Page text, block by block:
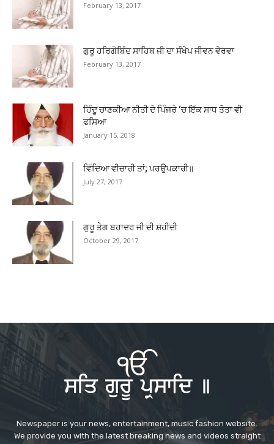
February 13, 2017
ਗੁਰੂ ਹਰਿਗੋਬਿੰਦ ਸਾਹਿਬ ਜੀ ਦਾ ਸੰਖੇਪ ਜੀਵਨ ਵੇਰਵਾ
February 13, 2017
ਹਿੰਦੂ ਚਾਣਕੀਆ ਨੀਤੀ ਦੇ ਪਿੰਜਰੇ ‘ਚ ਇੱਕ ਸਾਧ ਤੋਤਾ ਵੀ
ਫਸਿਆ
January 15, 2018
ਵਿੱਦਿਆ ਵੀਚਾਰੀ ਤਾਂ; ਪਰਉਪਕਾਰੀ॥
July 27, 2017
ਗੁਰੂ ਤੇਗ ਬਹਾਦਰ ਜੀ ਦੀ ਸ਼ਹੀਦੀ
October 29, 2017
Newspaper is your news, entertainment, music fashion website.
We provide you with the latest breaking news and videos straight